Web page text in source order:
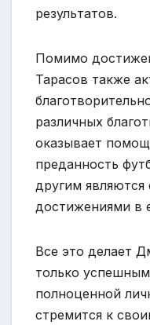
результатов.
Помимо
Тарасов также
различных
оказывает
преданность
другим
достижениями в
Все это делает
только
полноценной
стремится к